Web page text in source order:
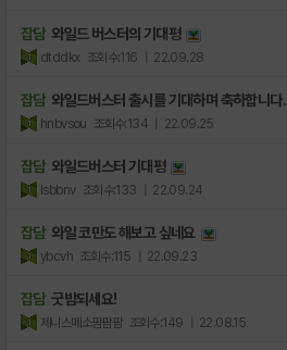
잡담 와일드 버스터의 기대평
dtddkx 조회수:116 | 22.09.28
잡담 와일드버스터 출시를 기대하며 축하합니다.
hnbvsou 조회수:134 | 22.09.25
잡담 와일드버스터 기대평
lsbbnv 조회수:133 | 22.09.24
잡담 와일 코만도 해보고 싶네요
ybcvh 조회수:115 | 22.09.23
잡담 굿밤되세요!
제니스메소팜팜팜 조회수:149 | 22.08.15